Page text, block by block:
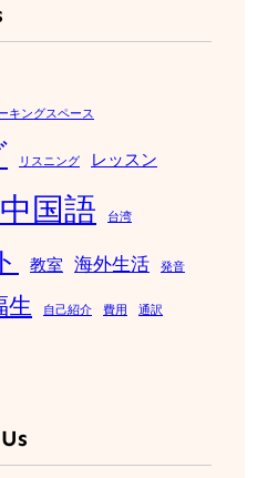
キングスペース
リスニング レッスン
中国語 台湾
教室 海外生活 発音
生 自己紹介 費用 通訳